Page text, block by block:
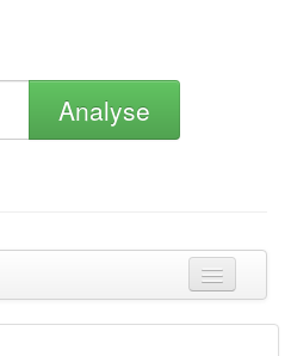
Analyse